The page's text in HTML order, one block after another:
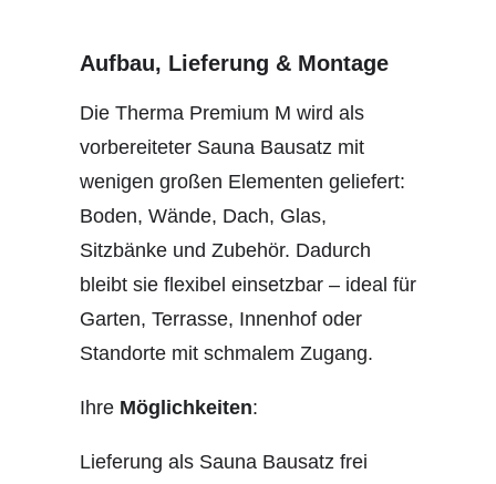
Aufbau, Lieferung & Montage
Die Therma Premium M wird als
vorbereiteter Sauna Bausatz mit
wenigen großen Elementen geliefert:
Boden, Wände, Dach, Glas,
Sitzbänke und Zubehör. Dadurch
bleibt sie flexibel einsetzbar – ideal für
Garten, Terrasse, Innenhof oder
Standorte mit schmalem Zugang.
Ihre Möglichkeiten:
Lieferung als Sauna Bausatz frei